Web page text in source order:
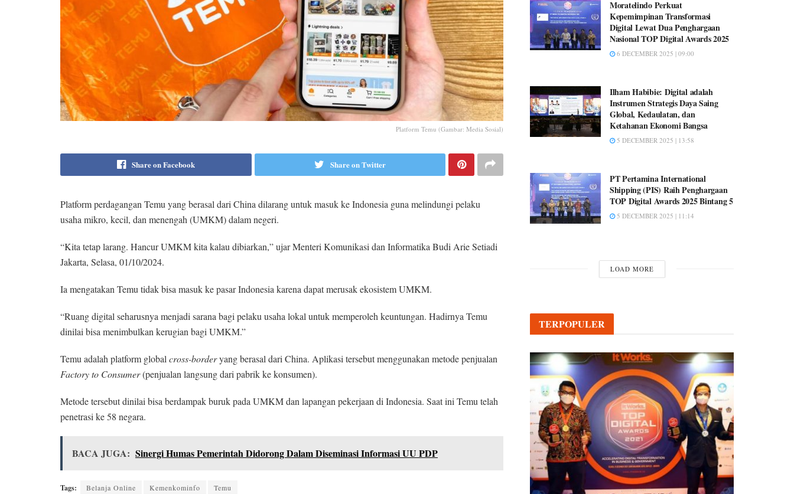
Platform Temu (Gambar: Media Sosial)
Share on Facebook Share on Twitter
Platform perdagangan Temu yang berasal dari China dilarang untuk masuk ke Indonesia guna melindungi pelaku
usaha mikro, kecil, dan menengah (UMKM) dalam negeri.
“Kita tetap larang. Hancur UMKM kita kalau dibiarkan,” ujar Menteri Komunikasi dan Informatika Budi Arie Setiadi
Jakarta, Selasa, 01/10/2024.
Ia mengatakan Temu tidak bisa masuk ke pasar Indonesia karena dapat merusak ekosistem UMKM.
“Ruang digital seharusnya menjadi sarana bagi pelaku usaha lokal untuk memperoleh keuntungan. Hadirnya Temu
dinilai bisa menimbulkan kerugian bagi UMKM.”
Temu adalah platform global cross-borderyang berasal dari China. Aplikasi tersebut menggunakan metode penjualan
Factory to Consumer(penjualan langsung dari pabrik ke konsumen).
Metode tersebut dinilai bisa berdampak buruk pada UMKM dan lapangan pekerjaan di Indonesia. Saat ini Temu telah
penetrasi ke 58 negara.
BACA JUGA: Sinergi Humas Pemerintah Didorong Dalam Diseminasi Informasi UU PDP
Tags: Belanja Online Kemenkominfo Temu
Moratelindo Perkuat
Kepemimpinan Transformasi
Digital Lewat Dua Penghargaan
Nasional TOP Digital Awards 2025
6 DECEMBER 2025 | 09:00
Ilham Habibie: Digital adalah
Instrumen Strategis Daya Saing
Global, Kedaulatan, dan
Ketahanan Ekonomi Bangsa
5 DECEMBER 2025 | 13:58
PT Pertamina International
Shipping (PIS) Raih Penghargaan
TOP Digital Awards 2025 Bintang 5
5 DECEMBER 2025 | 11:14
LOAD MORE
TERPOPULER